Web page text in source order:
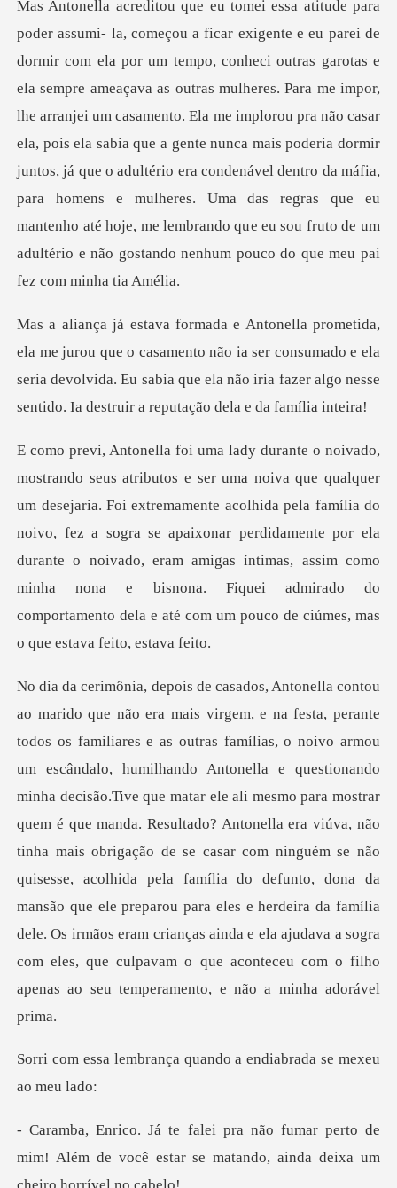
tras mulheres. Para me impor,
lhe arranjei um casamento. Ela me implorou pra não casar
ela, pois ela sabia que a gente nunca mais poderia dormir
juntos, já que o adultério era condenável dent
amento não ia ser consumado e ela
seria devolvida. Eu sabia que ela não iria
emamente acolhida pela família do
noivo, fez a sogra se apaixonar perdidamente por ela
durante o noivado, eram amigas íntimas, assim
minha decisão.Tive que matar ele ali mesmo para mostrar
quem é que manda. Resultado? Antonella era viúva, não
tinha mais obrigação de se casar com ninguém se não
quisesse, acolhida pela família do defunto, dona da
mans
ça quando a endiabrada
perto de
mim! Além de você estar se matando